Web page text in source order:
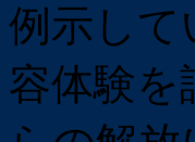
例示して
容体験を